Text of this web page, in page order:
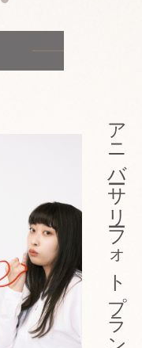
アニバーサリーフォトプラン